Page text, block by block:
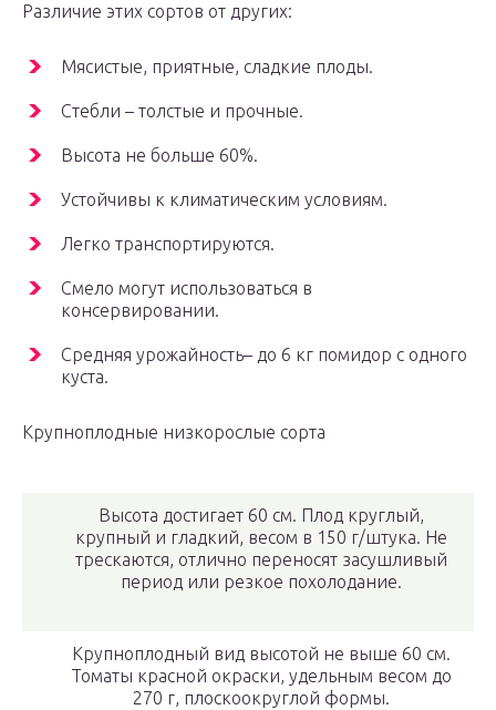
Различие этих сортов от других:
Мясистые, приятные, сладкие плоды.
Стебли – толстые и прочные.
Высота не больше 60%.
Устойчивы к климатическим условиям.
Легко транспортируются.
Смело могут использоваться в
консервировании.
Средняя урожайность– до 6 кг помидор с одного
куста.
Крупноплодные низкорослые сорта
Высота достигает 60 см. Плод круглый,
крупный и гладкий, весом в 150 г/штука. Не
трескаются, отлично переносят засушливый
период или резкое похолодание.
Крупноплодный вид высотой не выше 60 см.
Томаты красной окраски, удельным весом до
270 г, плоскоокруглой формы.